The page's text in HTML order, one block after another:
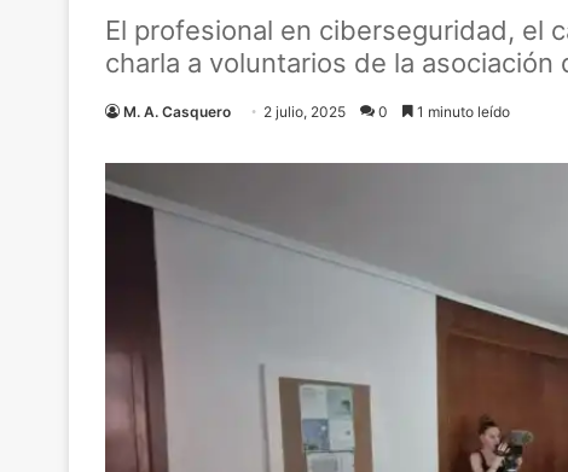
El profesional en ciberseguridad, el
charla a voluntarios de la
M. A. Casquero 2 julio, 2025 0 1 minuto leído